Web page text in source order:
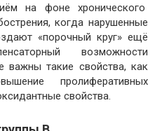
на фоне хронического
когда нарушенные
«порочный круг» ещё
возможности
важны такие свойства, как
пролиферативных
свойства.